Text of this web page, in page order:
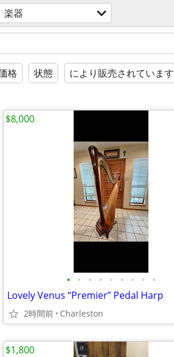
楽器
格 状態 により販売されています
• • • • • • • • •
Lovely Venus “Premier” Pedal Harp
2時間前 Charleston
$8,000
$1,800